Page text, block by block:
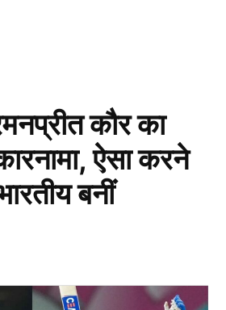
कौर का
ऐसा करने
बनीं